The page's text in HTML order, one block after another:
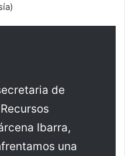
de
Ibarra,
una